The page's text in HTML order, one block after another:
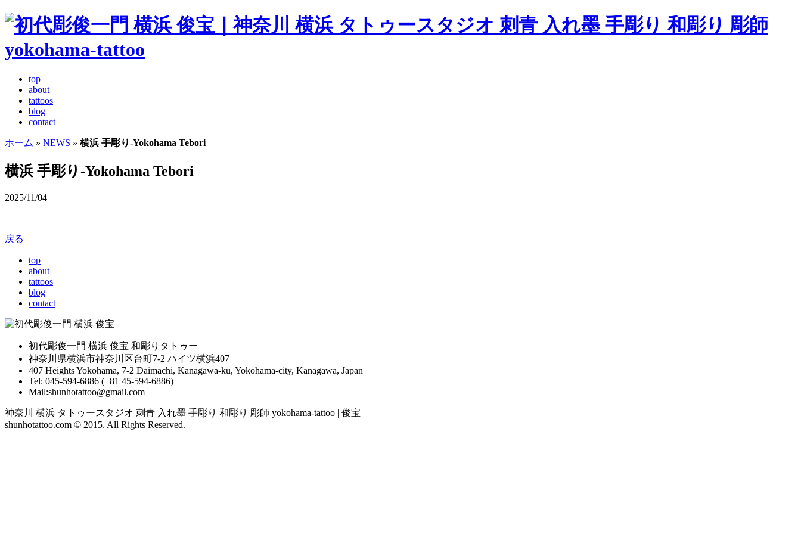
top
about
tattoos
blog
contact
ホーム » NEWS » 横浜 手彫り-Yokohama Tebori
横浜 手彫り-Yokohama Tebori
2025/11/04
戻る
top
about
tattoos
blog
contact
初代彫俊一門 横浜 俊宝 和彫りタトゥー
神奈川県横浜市神奈川区台町7-2 ハイツ横浜407
407 Heights Yokohama, 7-2 Daimachi, Kanagawa-ku, Yokohama-city, Kanagawa, Japan
Tel: 045-594-6886 (+81 45-594-6886)
Mail:shunhotattoo@gmail.com
神奈川 横浜 タトゥースタジオ 刺青 入れ墨 手彫り 和彫り 彫師 yokohama-tattoo | 俊宝
shunhotattoo.com © 2015. All Rights Reserved.